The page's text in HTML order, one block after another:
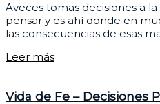
Aveces tomas decisiones a
pensar y es ahí donde en
las consecuencias de esas
Leer más
Vida de Fe – Decisiones